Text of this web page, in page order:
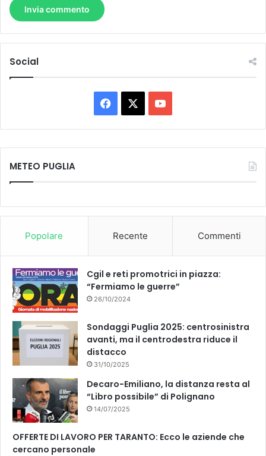
Social
Facebook You
Tube
METEO PUGLIA
Popolare Recente Commenti
Cgil e reti promotrici in piazza:
“Fermiamo le guerre”
26/10/2024
Sondaggi Puglia 2025: centrosinistra
avanti, ma il centrodestra riduce il
distacco
31/10/2025
Decaro-Emiliano, la distanza resta al
“Libro possibile” di Polignano
14/07/2025
OFFERTE DI LAVORO PER TARANTO: Ecco le aziende che
cercano personale